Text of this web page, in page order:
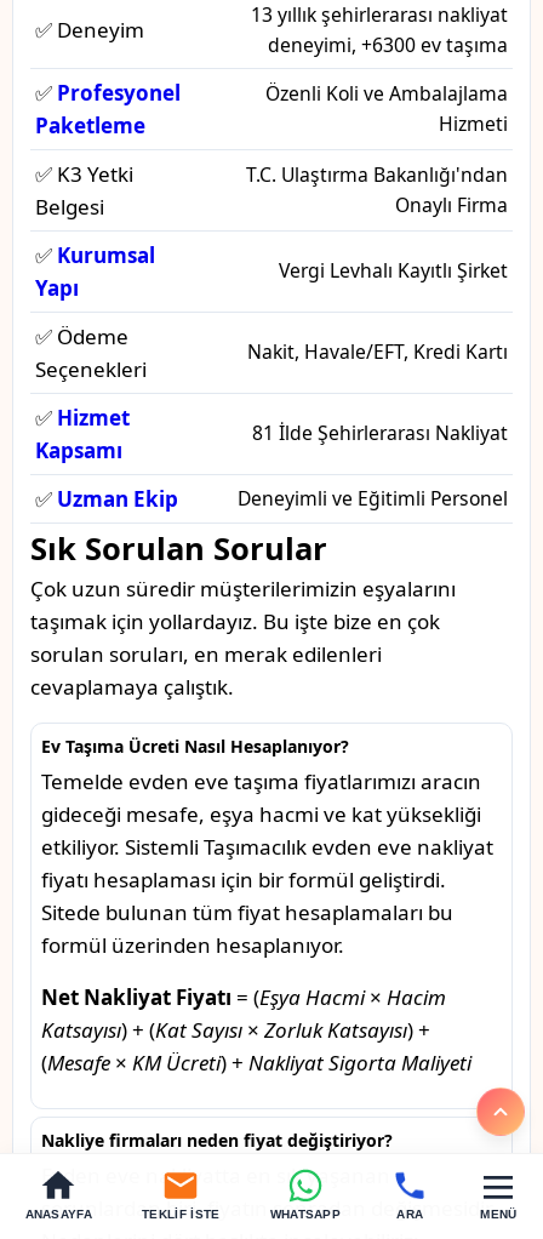
ANASAYFA TEKLIF İSTE WHATSAPP ARA MENÜ
✅ Deneyim
13 yıllık şehirlerarası nakliyat
deneyimi, +6300 ev taşıma
✅ Profesyonel
Paketleme
Özenli Koli ve Ambalajlama
Hizmeti
✅ K3 Yetki
Belgesi
T.C. Ulaştırma Bakanlığı'ndan
Onaylı Firma
✅ Kurumsal
Yapı
Vergi Levhalı Kayıtlı Şirket
✅ Ödeme
Seçenekleri
Nakit, Havale/EFT, Kredi Kartı
✅ Hizmet
Kapsamı
81 İlde Şehirlerarası Nakliyat
✅ Uzman Ekip Deneyimli ve Eğitimli Personel
Sık Sorulan Sorular
Çok uzun süredir müşterilerimizin eşyalarını
taşımak için yollardayız. Bu işte bize en çok
sorulan soruları, en merak edilenleri
cevaplamaya çalıştık.
Ev Taşıma Ücreti Nasıl Hesaplanıyor?
Temelde evden eve taşıma fiyatlarımızı aracın
gideceği mesafe, eşya hacmi ve kat yüksekliği
etkiliyor. Sistemli Taşımacılık evden eve nakliyat
fiyatı hesaplaması için bir formül geliştirdi.
Sitede bulunan tüm fiyat hesaplamaları bu
formül üzerinden hesaplanıyor.
Net Nakliyat Fiyatı = (Eşya Hacmi× Hacim
Katsayısı) + (Kat Sayısı × Zorluk Katsayısı) +
(Mesafe × KM Ücreti) + Nakliyat Sigorta Maliyeti
Nakliye firmaları neden fiyat değiştiriyor?
Evden eve nakliyatta en sık yaşanan
sorunlardan biri, fiyatın sonradan değişmesidir.